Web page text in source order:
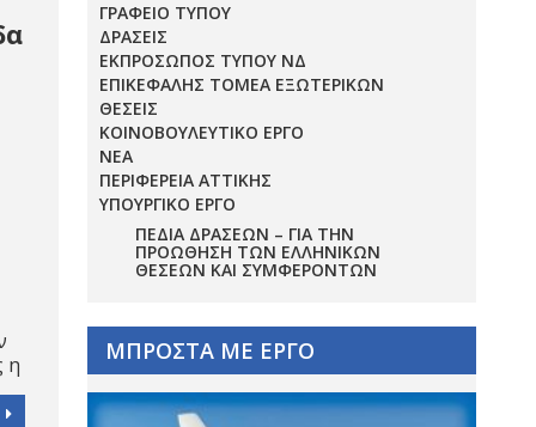
η
ΓΡΑΦΕΙΟ ΤΥΠΟΥ
ΔΡΑΣΕΙΣ
ΕΚΠΡΟΣΩΠΟΣ ΤΥΠΟΥ ΝΔ
ΕΠΙΚΕΦΑΛΗΣ ΤΟΜΕΑ ΕΞΩΤΕΡΙΚΩΝ
ΘΕΣΕΙΣ
ΚΟΙΝΟΒΟΥΛΕΥΤΙΚΟ ΕΡΓΟ
ΝΕΑ
ΠΕΡΙΦΕΡΕΙΑ ΑΤΤΙΚΗΣ
ΥΠΟΥΡΓΙΚΟ ΕΡΓΟ
ΠΕΔΊΑ ΔΡΆΣΕΩΝ – ΓΙΑ ΤΗΝ
ΠΡΟΏΘΗΣΗ ΤΩΝ ΕΛΛΗΝΙΚΏΝ
ΘΈΣΕΩΝ ΚΑΙ ΣΥΜΦΕΡΌΝΤΩΝ
ΜΠΡΟΣΤΑ ΜΕ ΕΡΓΟ